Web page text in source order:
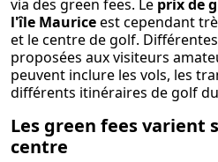
via des green fees. Le prix de
l'île Mauriceest cependant
et le centre de golf.
proposées aux visiteurs
peuvent inclure les vols, les
différents itinéraires de golf
Les green fees varient
centre